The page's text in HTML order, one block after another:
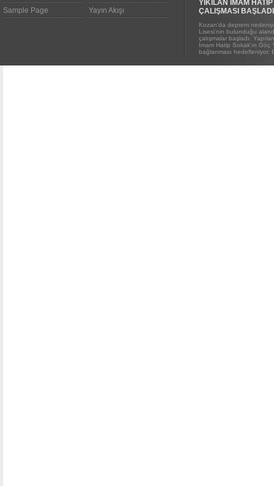
Sample Page Yayın Akışı
YIKILAN İMAM
ÇALIŞMASI BAŞLADI
Kozan’da deprem
Lisesi’nin bulunduğu
çalışmalar başladı.
İmam Hatip Sokak’ın Göç
bağlanması hedefleniyor.